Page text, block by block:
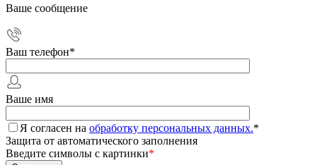
Ваше сообщение
Ваш телефон*
Ваше имя
Я согласен на обработку персональных данных.*
Защита от автоматического заполнения
Введите символы с картинки*